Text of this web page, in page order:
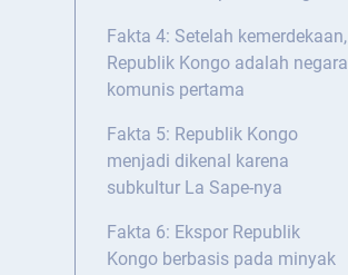
Fakta 4: Setelah kemerdekaan,
Republik Kongo adalah negara
komunis pertama
Fakta 5: Republik Kongo
menjadi dikenal karena
subkultur La Sape-nya
Fakta 6: Ekspor Republik
Kongo berbasis pada minyak